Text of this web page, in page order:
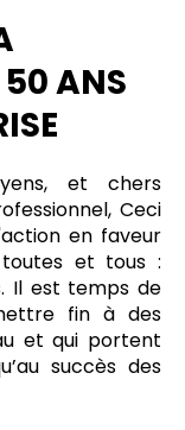
ANS
et chers
Ceci
en faveur
et tous :
Il est temps de
fin à des
et qui portent
succès des